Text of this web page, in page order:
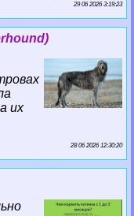
29 06 2026 3:19:23
их
28 06 2026 12:30:20